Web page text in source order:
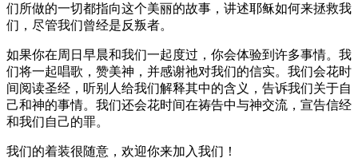
们所做的一切都指向这个美丽的故事，讲述耶稣如何来拯救我
们，尽管我们曾经是反叛者。
如果你在周日早晨和我们一起度过，你会体验到许多事情。我
们将一起唱歌，赞美神，并感谢祂对我们的信实。我们会花时
间阅读圣经，听别人给我们解释其中的含义，告诉我们关于自
己和神的事情。我们还会花时间在祷告中与神交流，宣告信经
和我们自己的罪。
我们的着装很随意，欢迎你来加入我们！